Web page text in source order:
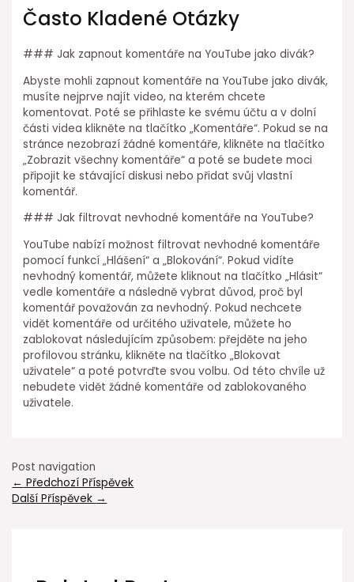
Často Kladené Otázky
### Jak zapnout komentáře na YouTube jako divák?
Abyste mohli zapnout komentáře na YouTube jako divák,
musíte nejprve najít video, na kterém chcete
komentovat. Poté se přihlaste ke svému účtu a v dolní
části videa klikněte na tlačítko „Komentáře“. Pokud se na
stránce nezobrazí žádné komentáře, klikněte na tlačítko
„Zobrazit všechny komentáře“ a poté se budete moci
připojit ke stávající diskusi nebo přidat svůj vlastní
komentář.
### Jak filtrovat nevhodné komentáře na YouTube?
YouTube nabízí možnost filtrovat nevhodné komentáře
pomocí funkcí „Hlášení“ a „Blokování“. Pokud vidíte
nevhodný komentář, můžete kliknout na tlačítko „Hlásit“
vedle komentáře a následně vybrat důvod, proč byl
komentář považován za nevhodný. Pokud nechcete
vidět komentáře od určitého uživatele, můžete ho
zablokovat následujícím způsobem: přejděte na jeho
profilovou stránku, klikněte na tlačítko „Blokovat
uživatele“ a poté potvrďte svou volbu. Od této chvíle už
nebudete vidět žádné komentáře od zablokovaného
uživatele.
Post navigation
← Předchozí Příspěvek
Další Příspěvek →